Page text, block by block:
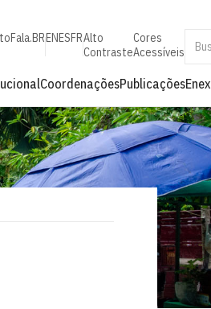
Fala.BRENESFRAlto
Contraste
Cores
Acessíveis
CoordenaçõesPublicaçõesEnex